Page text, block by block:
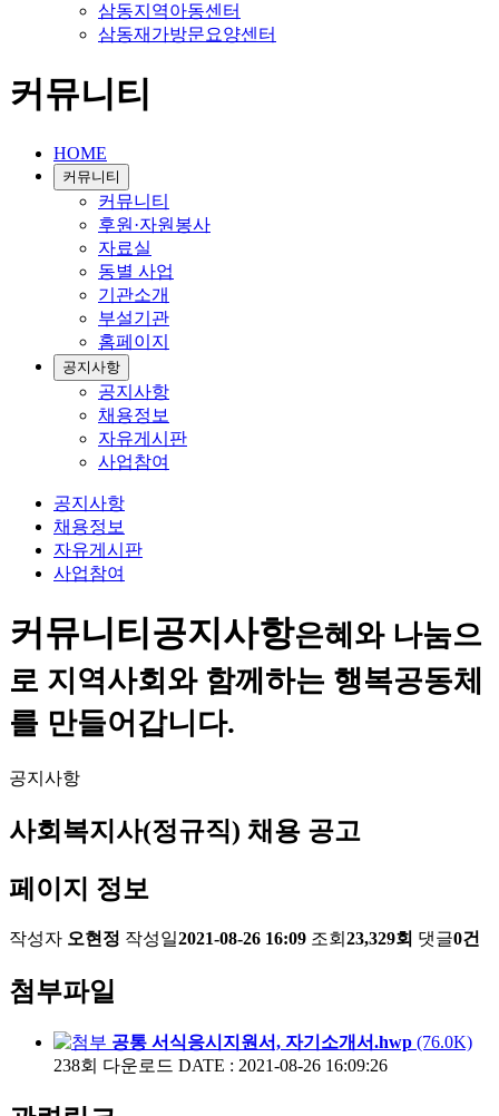
삼동지역아동센터
삼동재가방문요양센터
커뮤니티
HOME
커뮤니티
커뮤니티
후원·자원봉사
자료실
동별 사업
기관소개
부설기관
홈페이지
공지사항
공지사항
채용정보
자유게시판
사업참여
공지사항
채용정보
자유게시판
사업참여
커뮤니티공지사항은혜와 나눔으
로 지역사회와 함께하는 행복공동체
를 만들어갑니다.
공지사항
사회복지사(정규직) 채용 공고
페이지 정보
작성자 오현정 작성일2021-08-26 16:09 조회 23,329회 댓글0건
첨부파일
공통 서식응시지원서, 자기소개서.hwp (76.0K)
238회 다운로드 DATE : 2021-08-26 16:09:26